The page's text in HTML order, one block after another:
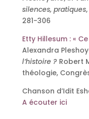
silences, pratiques
281-306
Etty Hillesum : «
Alexandra
l’histoire ?Robert
théologie,
Chanson d’Idit
A écouter ici